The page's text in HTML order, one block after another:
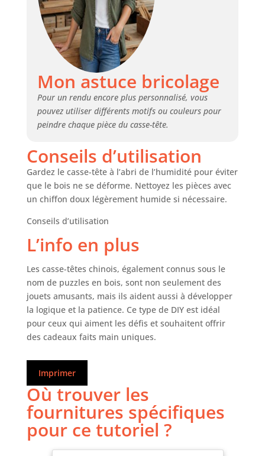
Mon astuce bricolage
Pour un rendu encore plus personnalisé, vous
pouvez utiliser différents motifs ou couleurs pour
peindre chaque pièce du casse-tête.
Conseils d’utilisation
Gardez le casse-tête à l’abri de l’humidité pour éviter
que le bois ne se déforme. Nettoyez les pièces avec
un chiffon doux légèrement humide si nécessaire.
Conseils d’utilisation
L’info en plus
Les casse-têtes chinois, également connus sous le
nom de puzzles en bois, sont non seulement des
jouets amusants, mais ils aident aussi à développer
la logique et la patience. Ce type de DIY est idéal
pour ceux qui aiment les défis et souhaitent offrir
des cadeaux faits main uniques.
Imprimer
Où trouver les
fournitures spécifiques
pour ce tutoriel ?